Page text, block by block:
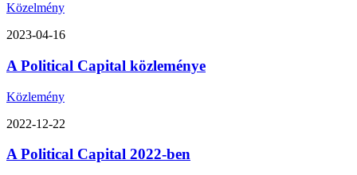
Közelmény
2023-04-16
A Political Capital közleménye
Közlemény
2022-12-22
A Political Capital 2022-ben